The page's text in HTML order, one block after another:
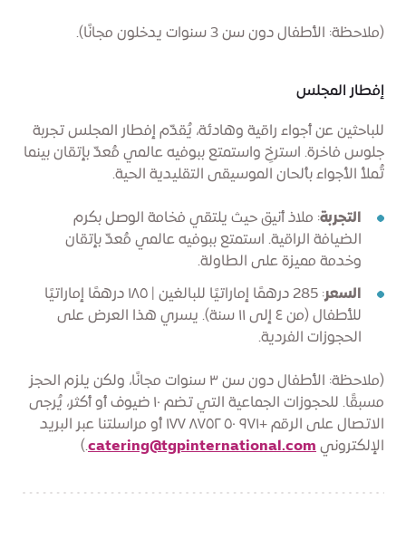
(ملاحظة: الأطفال دون سن 3 سنوات يدخلون مجانًا).
إفطار المجلس
للباحثين عن أجواء راقية وهادئة، يُقدّم إفطار المجلس تجربة
جلوس فاخرة. استرخِ واستمتع ببوفيه عالمي مُعدّ بإتقان بينما
تُملأ الأجواء بألحان الموسيقى التقليدية الحية.
التجربة: ملاذ أنيق حيث يلتقي فخامة الوصل بكرم
الضيافة الراقية. استمتع ببوفيه عالمي مُعدّ بإتقان
وخدمة مميزة على الطاولة.
السعر
: 285 درهمًا إماراتيًا للبالغين | ١٨٥ درهمًا إماراتيًا
للأطفال (من ٤ إلى ١١ سنة). يسري هذا العرض على
الحجوزات الفردية.
(ملاحظة: الأطفال دون سن ٣ سنوات مجانًا، ولكن يلزم الحجز
مسبقًا. للحجوزات الجماعية التي تضم ١٠ ضيوف أو أكثر، يُرجى
الاتصال على الرقم +٩٧١ ٥٠ ٨٧٥٢ ١٧٧ أو مراسلتنا عبر البريد
الإلكتروني catering@tgpinternational.com
.)